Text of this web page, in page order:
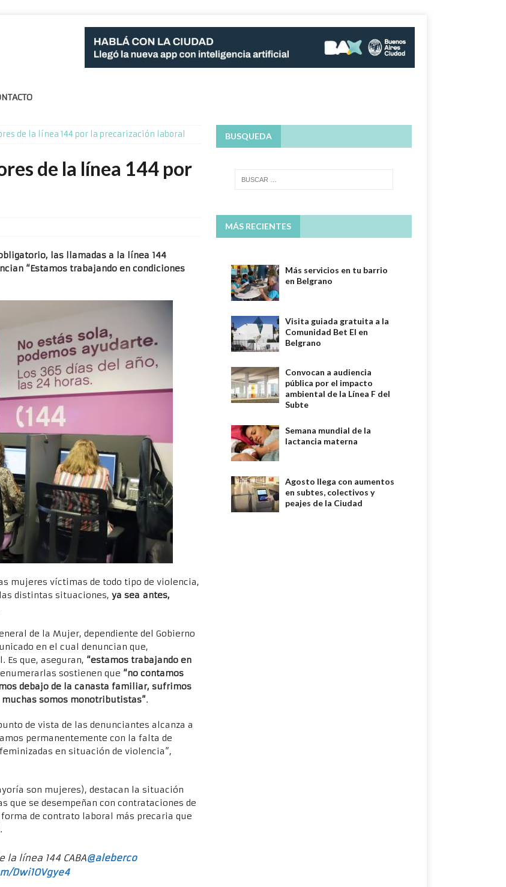
de la línea 144 por la precarización laboral
de la línea 144 por
las llamadas a la línea 144
“Estamos trabajando en condiciones
mujeres víctimas de todo tipo de violencia,
distintas situaciones, ya sea antes,
de la Mujer, dependiente del Gobierno
en el cual denuncian que,
que, aseguran, “estamos trabajando en
sostienen que “no contamos
debajo de la canasta familiar, sufrimos
somos monotributistas”.
de vista de las denunciantes alcanza a
permanentemente con la falta de
en situación de violencia”,
son mujeres), destacan la situación
se desempeñan con contrataciones de
de contrato laboral más precaria que
la línea 144 CABA@aleberco
Dwi1OVgye4
BUSQUEDA
MÁS RECIENTES
Más servicios en tu barrio
en Belgrano
Visita guiada gratuita a la
Comunidad Bet El en
Belgrano
Convocan a audiencia
pública por el impacto
ambiental de la Línea F del
Subte
Semana mundial de la
lactancia materna
Agosto llega con aumentos
en subtes, colectivos y
peajes de la Ciudad